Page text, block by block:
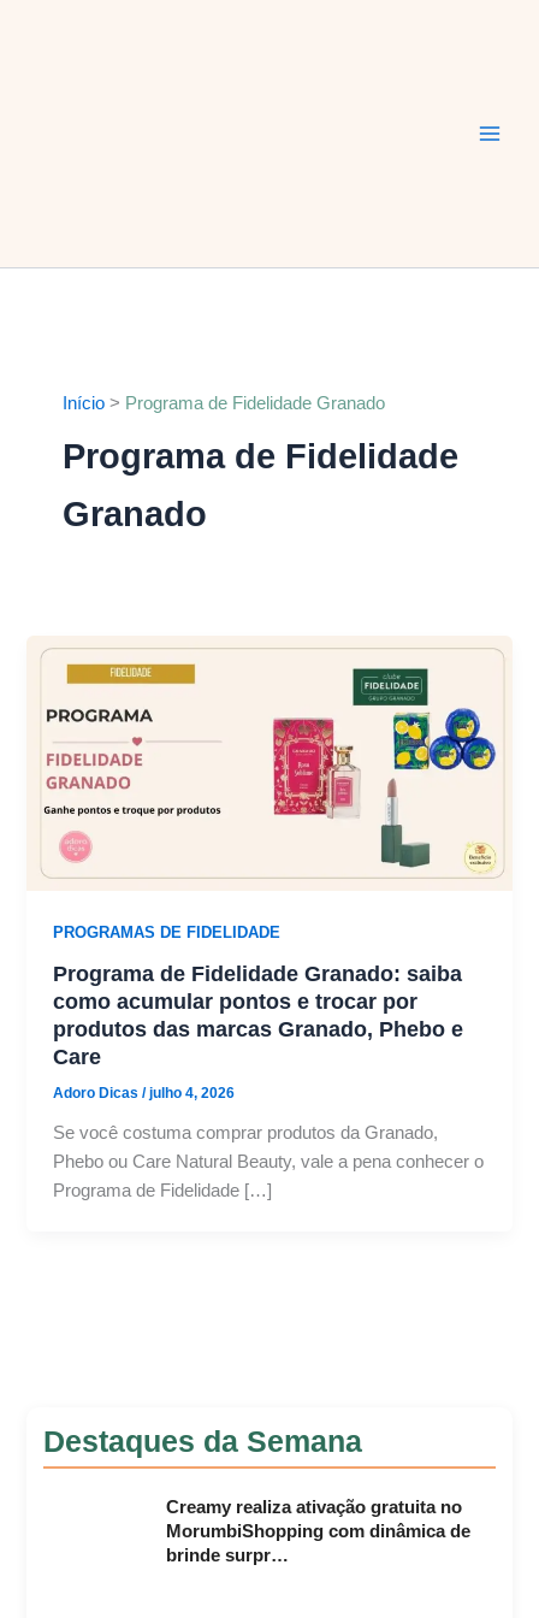
Início Programa de Fidelidade Granado
Programa de Fidelidade
Granado
PROGRAMAS DE FIDELIDADE
Programa de Fidelidade Granado: saiba
como acumular pontos e trocar por
produtos das marcas Granado, Phebo e
Care
Adoro Dicas/julho 4, 2026
Se você costuma comprar produtos da Granado,
Phebo ou Care Natural Beauty, vale a pena conhecer o
Programa de Fidelidade […]
Destaques da Semana
Creamy realiza ativação gratuita no
MorumbiShopping com dinâmica de
brinde surpr…